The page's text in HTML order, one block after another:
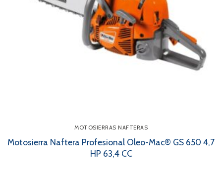
MOTOSIERRAS NAFTERAS
Motosierra Naftera Profesional Oleo-Mac® GS 650 4,7
HP 63,4 CC